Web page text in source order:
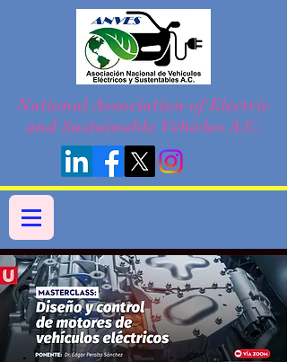
National Association of Electric
and Sustainable Vehicles A.C.